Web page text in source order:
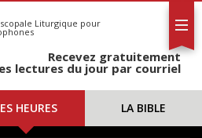
Liturgique pour
Recevez gratuitement
lectures du jour par courriel
HEURES LA BIBLE